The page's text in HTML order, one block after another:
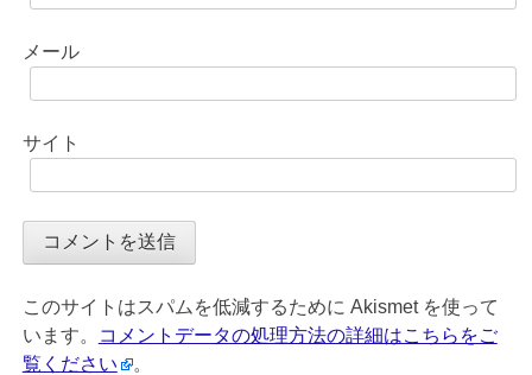
メール
サイト
このサイトはスパムを低減するために Akismet を使って
います。
コメントデータの処理方法の詳細はこちらをご
覧ください
。